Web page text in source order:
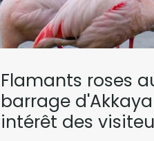
Flamants roses
barrage
intérêt des